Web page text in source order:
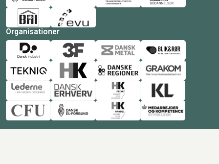
Organisationer